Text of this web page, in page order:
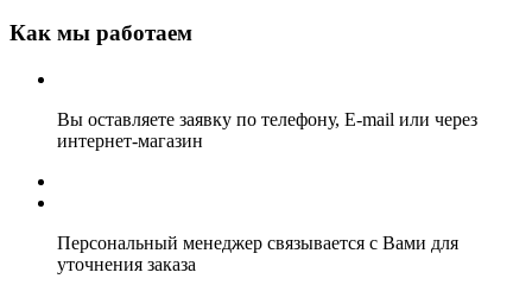
Как мы работаем
Вы оставляете заявку по телефону, E-mail или через
интернет-магазин
Персональный менеджер связывается с Вами для
уточнения заказа